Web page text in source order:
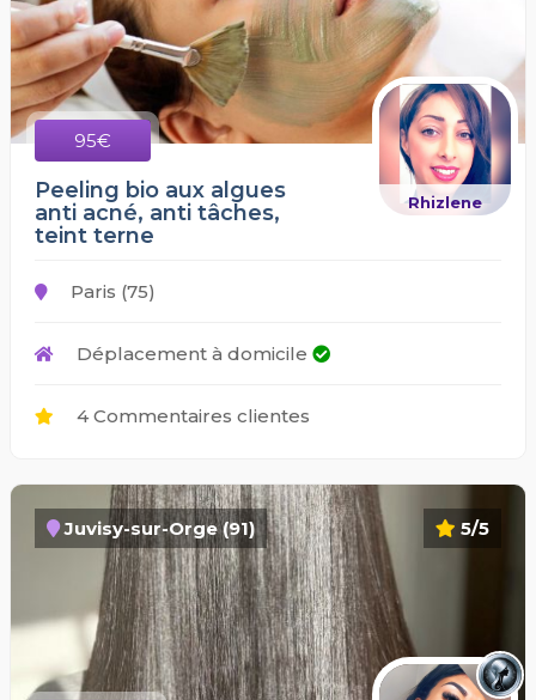
95€
Rhizlene
Peeling bio aux algues
anti acné, anti tâches,
teint terne
Paris (75)
Déplacement à domicile
4 Commentaires clientes
5/5
Juvisy-sur-Orge (91)